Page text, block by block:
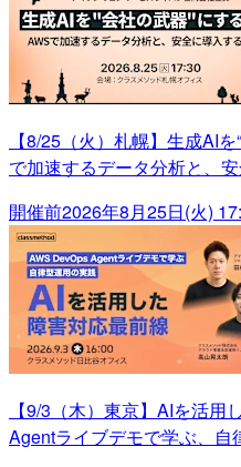
【8/25（火）札幌】生成AI
で加速するデータ分析と、
開催前2026年8月25日(火)
【9/3（木）東京】AIを活
Agentライブデモで学ぶ、自